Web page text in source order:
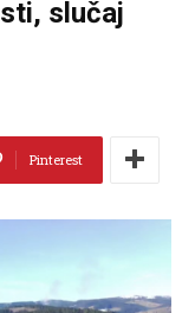
slučaj
Pinterest